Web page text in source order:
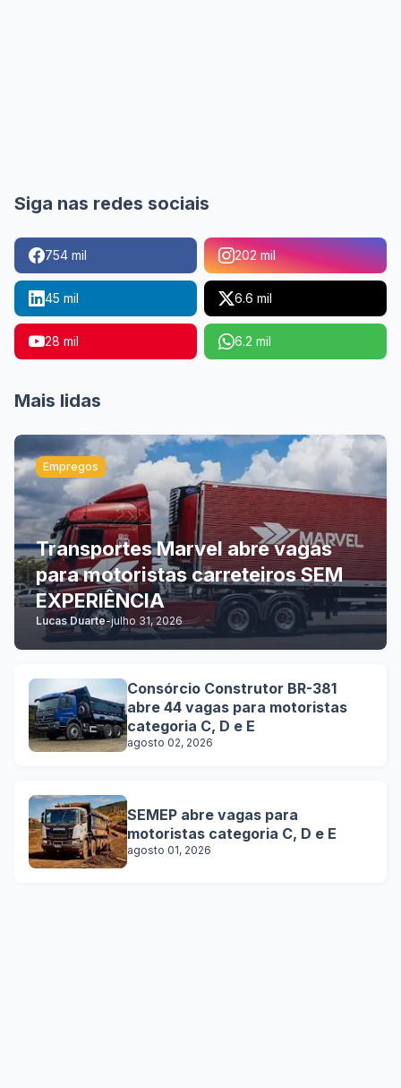
Siga nas redes sociais
754 mil 202 mil
45 mil 6.6 mil
28 mil 6.2 mil
Mais lidas
Empregos
Transportes Marvel abre vagas
para motoristas carreteiros SEM
EXPERIÊNCIA
Lucas Duarte-julho 31, 2026
Consórcio Construtor BR-381
abre 44 vagas para motoristas
categoria C, D e E
agosto 02, 2026
SEMEP abre vagas para
motoristas categoria C, D e E
agosto 01, 2026